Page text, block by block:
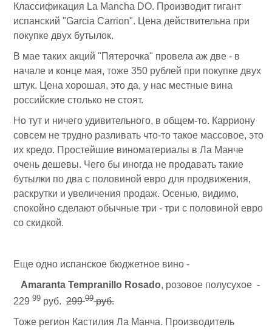
Классификация La Mancha DO. Производит гигант
испанский "Garcia Carrion". Цена действительна при
покупке двух бутылок.
В мае таких акций "Пятерочка" провела аж две - в
начале и конце мая, тоже 350 рублей при покупке двух
штук. Цена хорошая, это да, у нас местные вина
российские столько не стоят.
Но тут и ничего удивительного, в общем-то. Карриону
совсем не трудно разливать что-то такое массовое, это
их кредо. Простейшие виноматериалы в Ла Манче
очень дешевы. Чего бы иногда не продавать такие
бутылки по два с половиной евро для продвижения,
раскрутки и увеличения продаж. Осенью, видимо,
спокойно сделают обычные три - три с половиной евро
со скидкой.
Еще одно испанское бюджетное вино -
Amaranta Tempranillo Rosado, розовое полусухое -
229 99 руб. 29999руб.
Тоже регион Кастилия Ла Манча. Производитель